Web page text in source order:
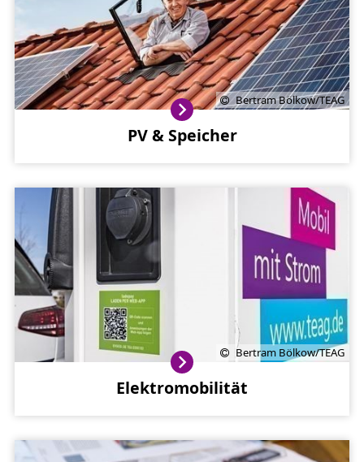
Bertram Bölkow/TEAG
PV & Speicher
Bertram Bölkow/TEAG
Elektromobilität